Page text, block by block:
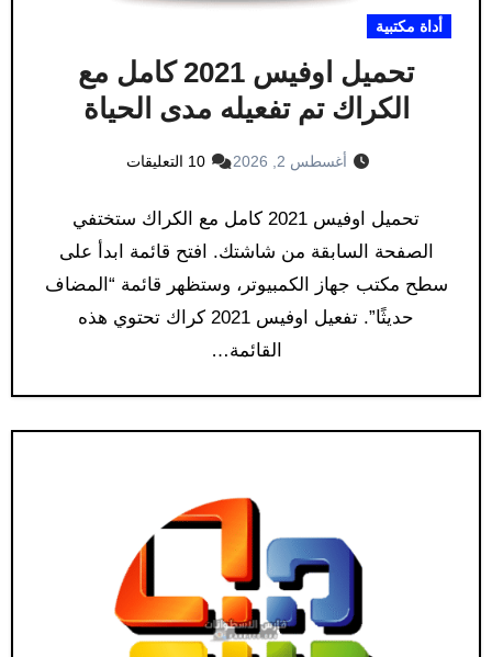
أداة مكتبية
تحميل اوفيس 2021 كامل مع
الكراك تم تفعيله مدى الحياة
أغسطس 2, 2026 10 التعليقات
تحميل اوفيس 2021 كامل مع الكراك ستختفي
الصفحة السابقة من شاشتك. افتح قائمة ابدأ على
سطح مكتب جهاز الكمبيوتر، وستظهر قائمة “المضاف
حديثًا”. تفعيل اوفيس 2021 كراك تحتوي هذه
القائمة…